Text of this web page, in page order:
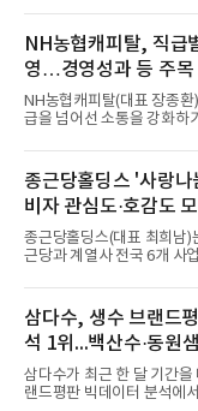
넘
혔다.‘동대문식 닭한마리
소비자 호응에 힘입어 지난
단 18일 만에 누적 판매량
거두었다.이번 신제품은 개
전문점을 직접 찾아 다니며
했다. 자극적이지 않으면서
개운한 풍미를 더했으며,
서도
NH농협캐피탈, 직급
영…경영성과 등 주목
NH농협캐피탈(대표 장종환
급을 넘어선 소통을 강화하
부터 30일까지 서울 원센
층에서 운영했다고 31일 밝
영지원부 홍보팀과 2026년
했으며, ▲팀장·부장(7.27),
장·차장(7.29), ▲대리(7.30)
쳐 진행됐다.참고로 새로이
세대들로(과장~계장) 구성
반에 전파하는 역할
종근당홀딩스 '사랑
비자 관심도·호감도
종근당홀딩스(대표 최희남)
근당과 계열사 전국 6개 사
인은 장마와 폭염, 여름휴
드는 시기에 안정적 혈액
문화를 확산하기 위해 마련
안공장을 시작으로 ▲효종
산공장 ▲경보제약 아산본
▲종근당 본사 등 전국 6개
으로 이어졌다.캠페인 기간
삼다수, 생수 브랜드
석 1위...백산수·동원
삼다수가 최근 한 달 기간을
랜드평판 빅데이터 분석에